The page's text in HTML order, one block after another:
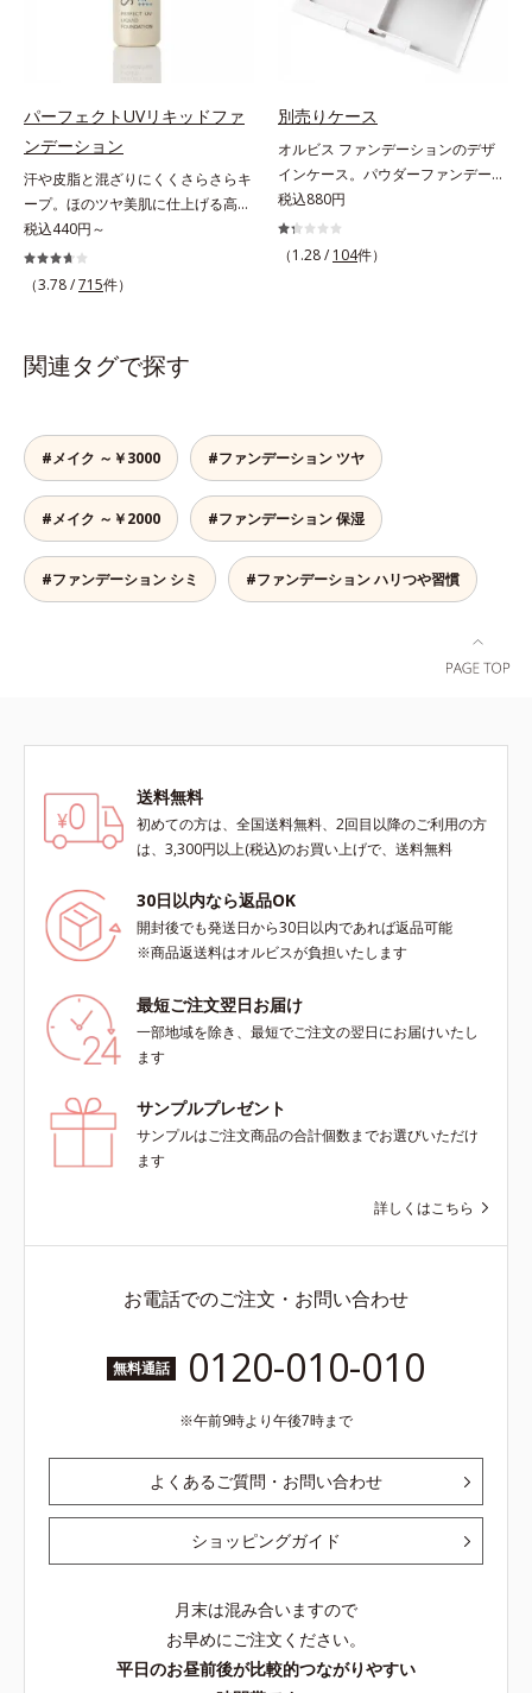
ン酸2Na）配合＝自然な仕上がりで
させる設計のこと
収剤不使用のうえ、敏感肌対象パッ
チテスト済(*2)、ノンコメドジェニ
ことを考えた設計。さらに美容成分
に包まれた水分保持力の高い粉体や
肌をいたわる保湿成分をたっぷり配
合しました。肌にやさしいだけでな
く、毛穴や凸凹、赤みをカバーし
て、自然な陶器肌を叶えます。*1
乾燥など*2 すべての人に皮膚刺激
がおきないというわけではありませ
ありません。
ので、スキンケアの後はBBクリー
ムを塗るだけでベースメイクまで一
気に完成。使うほどに肌を美しく整
パーフェクトUVリキッドファ
ンデーション
汗や皮脂と混ざりにくくさらさらキ
ープ。ほのツヤ美肌に仕上げる高
SPFファンデ。SPF50・PA++++で紫
外線を強力カットしながら、さらさ
ら美肌が10時間(*)続くリキッドフ
で、時間が経ってもくすみにくく、
くずれにくく、軽やかにピタッとフ
の粉体を採用したことで、より多く
均一に光を拡散することを実現。毛
穴やシミの目立ちにくい“ほのツヤ
美肌”に仕上げます。ウォータープ
ルーフテスト済で、アウトドアにも
おすすめです。* 10時間化粧持ちデ
ータ取得済（当社調べ）効果には個
税込440円～
（3.78 /715件）
別売りケース
オルビス ファンデーションのデザ
インケース。パウダーファンデーシ
ョンの別売りケースです。シンプル
で使いやすい上品なシルバーの別売
りケースは、タイムレスフィットフ
税込880円
（1.28 / 104件）
関連タグで探す
#メイク ～￥3000 #ファンデーション ツヤ
#メイク ～￥2000 #ファンデーション 保湿
#ファンデーション シミ #ファンデーション ハリつや習慣
送料無料
初めての方は、全国送料無料、2回目以降のご利用の方
は、3,300円以上(税込)のお買い上げで、送料無料
30日以内なら返品OK
開封後でも発送日から30日以内であれば返品可能
※商品返送料はオルビスが負担いたします
最短ご注文翌日お届け
一部地域を除き、最短でご注文の翌日にお届けいたし
ます
サンプルプレゼント
サンプルはご注文商品の合計個数までお選びいただけ
ます
詳しくはこちら
お電話でのご注文・お問い合わせ
無料通話 0120-010-010
午前9時より午後7時まで
よくあるご質問・お問い合わせ
ショッピングガイド
月末は混み合いますので
お早めにご注文ください。
平日のお昼前後が比較的つながりやすい